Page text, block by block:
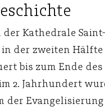
der Kathedrale
der zweiten Hälfte
bis zum Ende des
2. Jahrhundert
der